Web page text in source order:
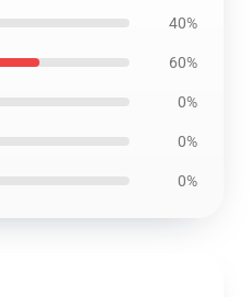
40%
60%
0%
0%
0%